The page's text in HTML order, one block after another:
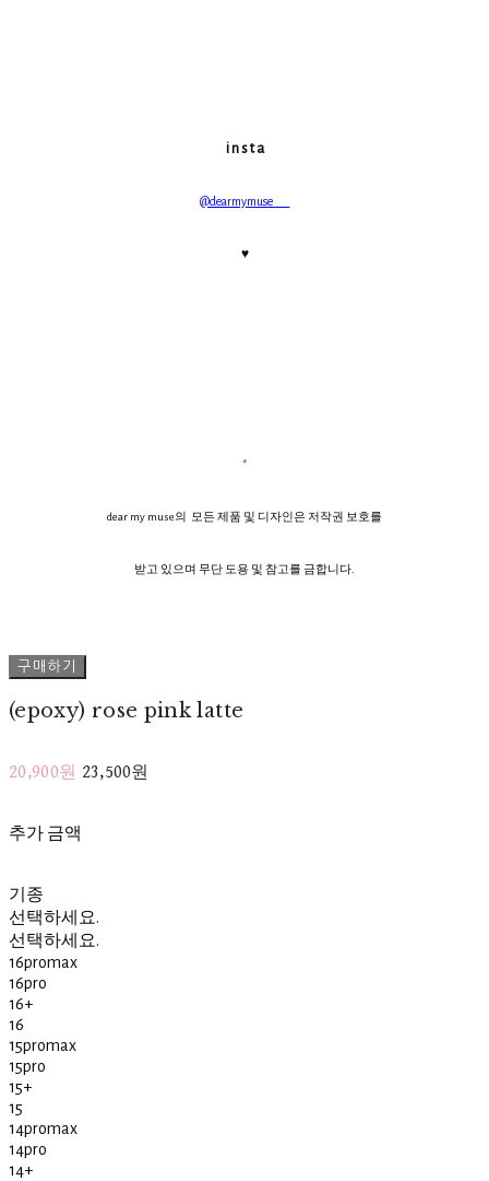
i n s t a
@dearmymuse___
♥
*
dear my muse의 모든 제품 및 디자인은 저작권 보호를
받고 있으며 무단 도용 및 참고를 금합니다.
구매하기
(epoxy) rose pink latte
20,900원 23,500원
추가 금액
기종
선택하세요.
선택하세요.
16promax
16pro
16+
16
15promax
15pro
15+
15
14promax
14pro
14+